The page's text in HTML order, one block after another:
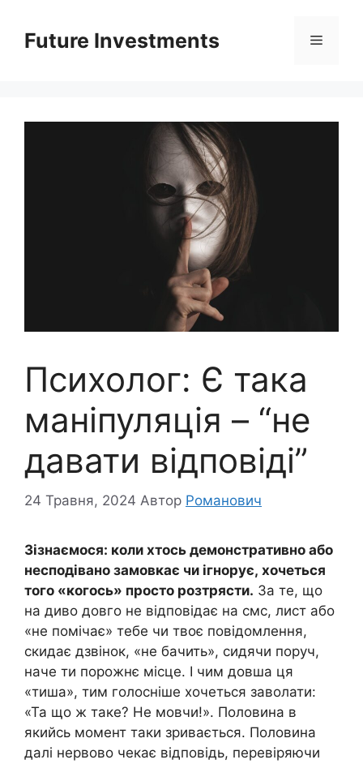
вмістуFuture Investments Меню
Психолог: Є така
маніпуляція – “не
давати відповіді”
24 Травня, 2024 Автор Романович
Зізнаємося: коли хтось демонстративно або
несподівано замовкає чи ігнорує, хочеться
того «когось» просто розтрясти. За те, що
на диво довго не відповідає на смс, лист або
«не помічає» тебе чи твоє повідомлення,
скидає дзвінок, «не бачить», сидячи поруч,
наче ти порожнє місце. І чим довша ця
«тиша», тим голосніше хочеться заволати:
«Та що ж таке? Не мовчи!». Половина в
якийсь момент таки зривається. Половина
далі нервово чекає відповідь, перевіряючи